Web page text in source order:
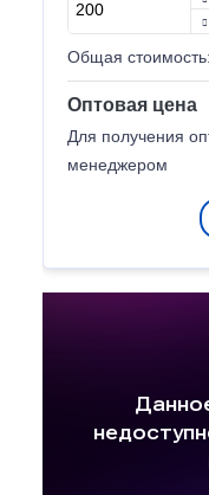
Общая стоимость:
Оптовая цена
Для получения
менеджером